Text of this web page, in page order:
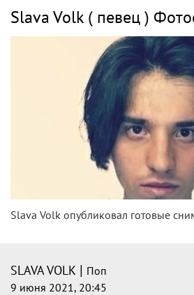
Slava Volk ( певец )
Slava Volk опубликовал готовые
SLAVA VOLK | Поп
9 июня 2021, 20:45